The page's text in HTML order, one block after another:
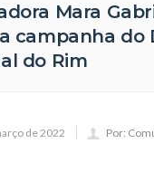
Mara
campanha do
do Rim
de 2022
Por: